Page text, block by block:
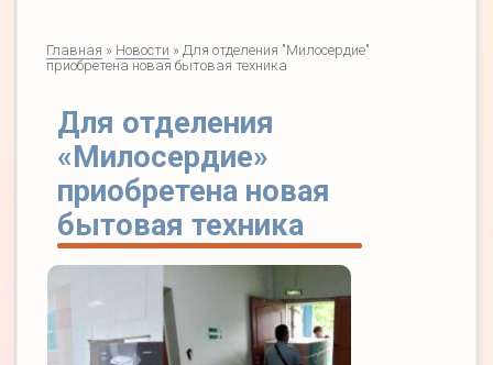
Главная » Новости » Для отделения "Милосердие"
приобретена новая бытовая техника
Для отделения
«Милосердие»
приобретена новая
бытовая техника